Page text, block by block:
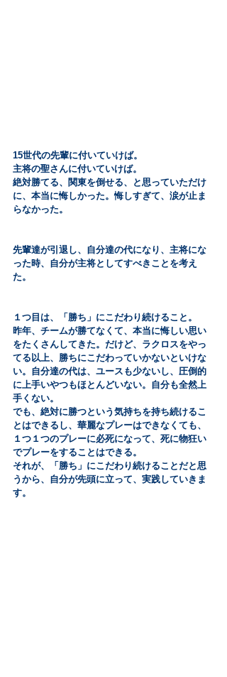
15世代の先輩に付いていけば。
主将の聖さんに付いていけば。
絶対勝てる、関東を倒せる、と思っていただけ
に、本当に悔しかった。悔しすぎて、涙が止ま
らなかった。
先輩達が引退し、自分達の代になり、主将にな
った時、自分が主将としてすべきことを考え
た。
１つ目は、「勝ち」にこだわり続けること。
昨年、チームが勝てなくて、本当に悔しい思い
をたくさんしてきた。だけど、ラクロスをやっ
てる以上、勝ちにこだわっていかないといけな
い。自分達の代は、ユースも少ないし、圧倒的
に上手いやつもほとんどいない。自分も全然上
手くない。
でも、絶対に勝つという気持ちを持ち続けるこ
とはできるし、華麗なプレーはできなくても、
１つ１つのプレーに必死になって、死に物狂い
でプレーをすることはできる。
それが、「勝ち」にこだわり続けることだと思
うから、自分が先頭に立って、実践していきま
す。